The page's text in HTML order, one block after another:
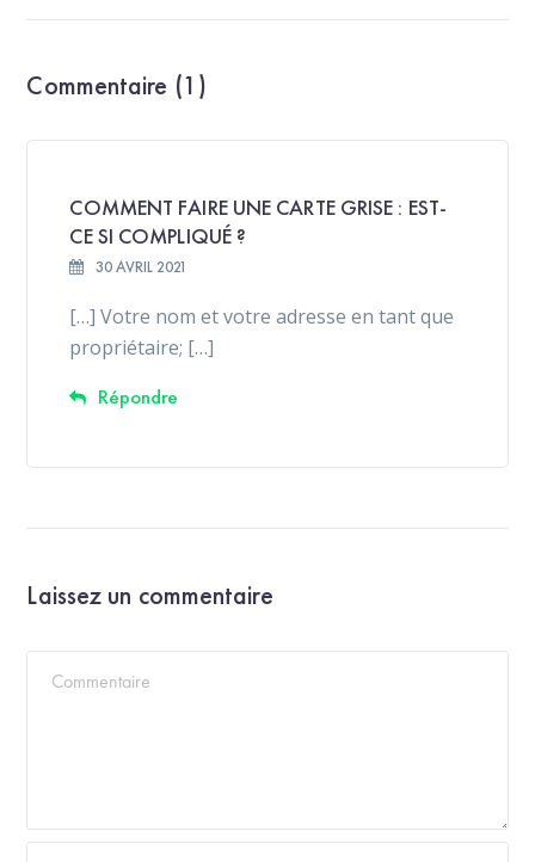
Commentaire (1)
COMMENT FAIRE UNE CARTE GRISE : EST-
CE SI COMPLIQUÉ ?
30 AVRIL 2021
[…] Votre nom et votre adresse en tant que
propriétaire; […]
Répondre
Laissez un commentaire